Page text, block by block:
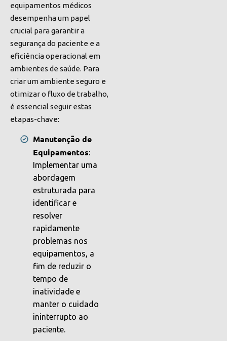
equipamentos médicos
desempenha um papel
crucial para garantir a
segurança do paciente e a
eficiência operacional em
ambientes de saúde. Para
criar um ambiente seguro e
otimizar o fluxo de trabalho,
é essencial seguir estas
etapas-chave:
Manutenção de
Equipamentos:
Implementar uma
abordagem
estruturada para
identificar e
resolver
rapidamente
problemas nos
equipamentos, a
fim de reduzir o
tempo de
inatividade e
manter o cuidado
ininterrupto ao
paciente.